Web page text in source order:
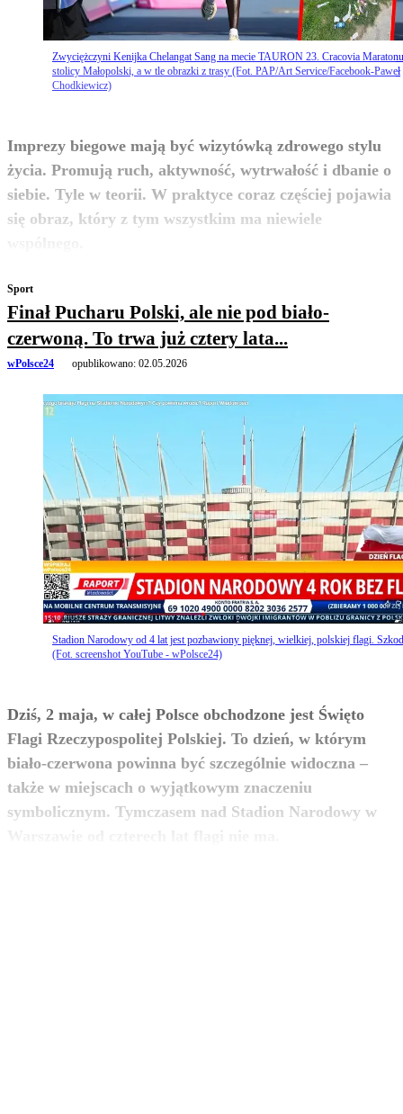
Zwyciężczyni Kenijka Chelangat Sang na mecie TAURON 23. Cracovia
stolicy Małopolski, a w tle obrazki z trasy (Fot. PAP/Art Service/Facebook-Paweł
Chodkiewicz)
Imprezy biegowe mają być wizytówką zdrowego stylu
życia. Promują ruch, aktywność, wytrwałość i dbanie o
siebie. Tyle w teorii. W praktyce coraz częściej pojawia
się obraz, który z tym wszystkim ma niewiele
zobacz więcej
Sport
Finał Pucharu Polski, ale nie pod biało-
czerwoną. To trwa już cztery lata...
wPolsce24 opublikowano: 02.05.2026
Stadion Narodowy od 4 lat jest pozbawiony pięknej, wielkiej, polskiej flagi.
(Fot. screenshot YouTube - wPolsce24)
Dziś, 2 maja, w całej Polsce obchodzone jest Święto
Flagi Rzeczypospolitej Polskiej. To dzień, w którym
biało-czerwona powinna być szczególnie widoczna –
także w miejscach o wyjątkowym znaczeniu
symbolicznym. Tymczasem nad Stadion Narodowy w
zobacz więcej